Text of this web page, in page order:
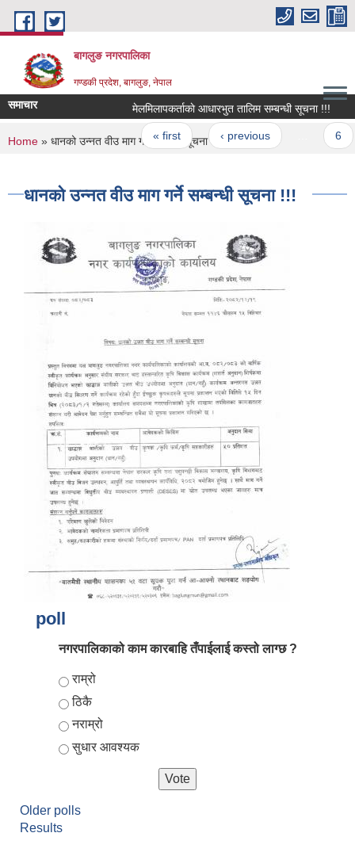
Skip to main content
बागलुङ नगरपालिका
गण्डकी प्रदेश, बागलुङ, नेपाल
समाचार मेलमिलापकर्ताकाे आधारभुत तालिम सम्बन्धी सूचना !!!
Pages
« first ‹ previous
You are here
Home » धानको उन्नत वीउ माग गर्ने सम्बन्धी सूचना !!!
धानको उन्नत वीउ माग गर्ने सम्बन्धी सूचना !!!
poll
नगरपालिकाको काम कारबाहि तँपाईलाई कस्तो लाग्छ ?
Choices
राम्रो
ठिकै
नराम्रो
सुधार आवश्यक
Older polls
Results